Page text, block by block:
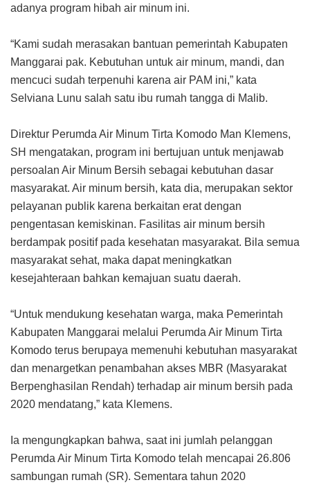
adanya program hibah air minum ini.
“Kami sudah merasakan bantuan pemerintah Kabupaten
Manggarai pak. Kebutuhan untuk air minum, mandi, dan
mencuci sudah terpenuhi karena air PAM ini,” kata
Selviana Lunu salah satu ibu rumah tangga di Malib.
Direktur Perumda Air Minum Tirta Komodo Man Klemens,
SH mengatakan, program ini bertujuan untuk menjawab
persoalan Air Minum Bersih sebagai kebutuhan dasar
masyarakat. Air minum bersih, kata dia, merupakan sektor
pelayanan publik karena berkaitan erat dengan
pengentasan kemiskinan. Fasilitas air minum bersih
berdampak positif pada kesehatan masyarakat. Bila semua
masyarakat sehat, maka dapat meningkatkan
kesejahteraan bahkan kemajuan suatu daerah.
“Untuk mendukung kesehatan warga, maka Pemerintah
Kabupaten Manggarai melalui Perumda Air Minum Tirta
Komodo terus berupaya memenuhi kebutuhan masyarakat
dan menargetkan penambahan akses MBR (Masyarakat
Berpenghasilan Rendah) terhadap air minum bersih pada
2020 mendatang,” kata Klemens.
Ia mengungkapkan bahwa, saat ini jumlah pelanggan
Perumda Air Minum Tirta Komodo telah mencapai 26.806
sambungan rumah (SR). Sementara tahun 2020